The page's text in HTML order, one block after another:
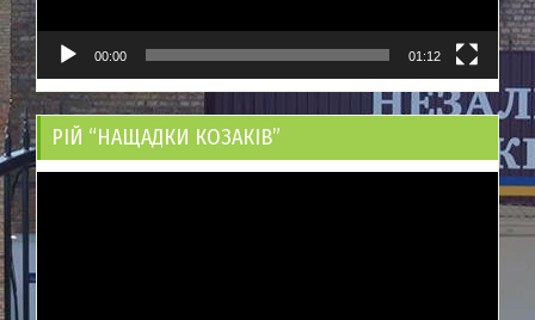
00:00 01:12
РІЙ “НАЩАДКИ КОЗАКІВ”